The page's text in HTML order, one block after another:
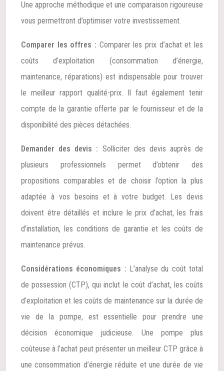
Une approche méthodique et une comparaison rigoureuse
vous permettront d’optimiser votre investissement.
Comparer les offres : Comparer les prix d’achat et les
coûts d’exploitation (consommation d’énergie,
maintenance, réparations) est indispensable pour trouver
le meilleur rapport qualité-prix. Il faut également tenir
compte de la garantie offerte par le fournisseur et de la
disponibilité des pièces détachées.
Demander des devis : Solliciter des devis auprès de
plusieurs professionnels permet d’obtenir des
propositions comparables et de choisir l’option la plus
adaptée à vos besoins et à votre budget. Les devis
doivent être détaillés et inclure le prix d’achat, les frais
d’installation, les conditions de garantie et les coûts de
maintenance prévus.
Considérations économiques : L’analyse du coût total
de possession (CTP), qui inclut le coût d’achat, les coûts
d’exploitation et les coûts de maintenance sur la durée de
vie de la pompe, est essentielle pour prendre une
décision économique judicieuse. Une pompe plus
coûteuse à l’achat peut présenter un meilleur CTP grâce à
une consommation d’énergie réduite et une durée de vie